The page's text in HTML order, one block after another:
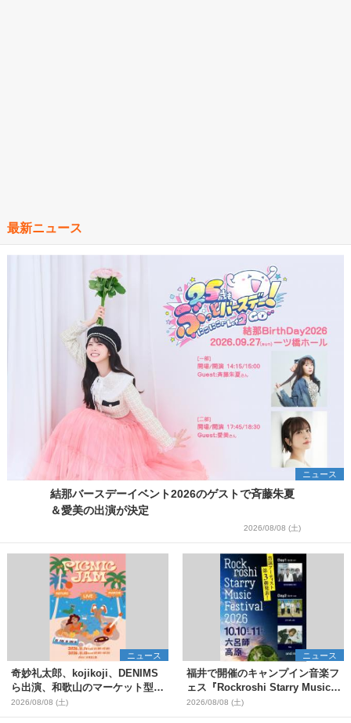
最新ニュース
ニュース
結那バースデーイベント2026のゲストで斉藤朱夏
＆愛美の出演が決定
2026/08/08 (土)
ニュース
奇妙礼太郎、kojikoji、DENIMS
ら出演、和歌山のマーケット型野
外イベント『PICNIC JAM
2026』早割チケット発売開始
2026/08/08 (土)
ニュース
福井で開催のキャンプイン音楽フ
ェス『Rockroshi Starry Music
Festival 2026』第3弾出演者とし
てSCOOBIE DO、かりゆし58、
2026/08/08 (土)